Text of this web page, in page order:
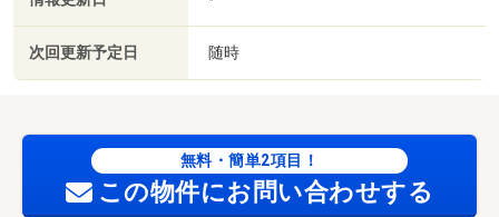
次回更新予定日 随時
無料・簡単2項目！
この物件にお問い合わせする